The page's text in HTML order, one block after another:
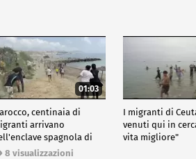
01:03
centinaia di
arrivano
spagnola di
8 visualizzazioni
I migranti di
venuti qui in
vita migliore"